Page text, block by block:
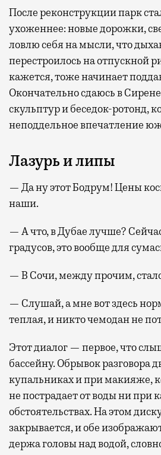
После реконструкции парк
ухоженнее: новые дорожки,
ловлю себя на мысли, что
перестроилось на отпускной
кажется, тоже начинает
Окончательно сдаюсь в
скульптур и беседок-ротонд,
неподдельное впечатление
Лазурь и липы
— Да ну этот Бодрум! Цены
наши.
— А что, в Дубае лучше?
градусов, это вообще для
— В Сочи, между прочим,
— Слушай, а мне вот здесь
теплая, и никто чемодан не
Этот диалог — первое, что
бассейну. Обрывок разговора
купальниках и при макияже,
не пострадает от воды ни при
обстоятельствах. На этом
закрывается, и обе
держа головы над водой,